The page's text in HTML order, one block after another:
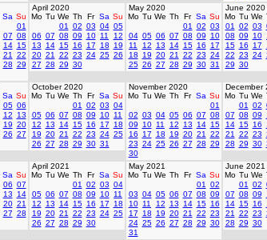
Sa Su
01
07 08
14 15
21
22
28 29
April 2020
Mo Tu We Th Fr Sa Su
01
02 03 04 05
06 07 08 09 10 11
12
13
14 15 16 17 18
19
20 21 22 23 24 25 26
27 28 29 30
May 2020
Mo Tu We Th Fr Sa Su
01
02 03
04 05 06 07 08 09
10
11
12 13 14 15 16
17
18
19 20 21 22 23 24
25 26 27 28 29 30 31
June 2020
Mo Tu We
01
02 03
08 09 10
15 16 17
22 23 24
29 30
Sa Su
05 06
12
13
19 20
26 27
October 2020
Mo Tu We Th Fr Sa Su
01
02 03 04
05 06 07 08 09 10 11
12
13 14 15 16 17
18
19 20 21 22 23 24 25
26 27 28 29 30 31
November 2020
Mo Tu We Th Fr Sa Su
01
02 03 04 05 06 07 08
09
10 11 12 13 14 15
16
17 18 19 20 21
22
23 24 25 26 27 28 29
30
December
Mo Tu We
01
02
07 08 09
14 15 16
21
22 23
28 29 30
Sa Su
06 07
13
14
20 21
27 28
April 2021
Mo Tu We Th Fr Sa Su
01
02 03 04
05 06 07 08 09 10 11
12
13 14 15 16 17
18
19 20 21 22 23 24 25
26 27 28 29 30
May 2021
Mo Tu We Th Fr Sa Su
01
02
03 04 05 06 07 08 09
10 11 12 13 14 15 16
17
18 19 20 21 22 23
24 25 26 27 28 29 30
31
June 2021
Mo Tu We
01
02
07 08 09
14 15 16
21
22 23
28 29 30